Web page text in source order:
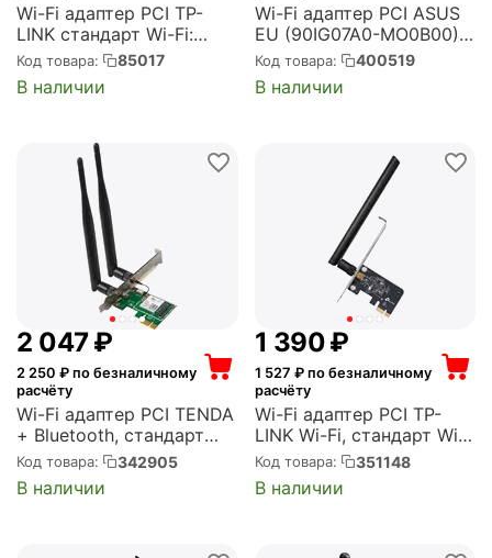
Wi-Fi адаптер PCI TP-
LINK стандарт Wi-Fi:
802.11n, максимальная
скорость 300 Мбит/с,
PCI-E (TL-WN881ND)
Код товара: 85017
В наличии
Wi-Fi адаптер PCI ASUS
EU (90IG07A0-MO0B00)
(PCE-AX1800)
Код товара: 400519
В наличии
2 047₽
2 250 ₽ по безналичному
расчёту
Wi-Fi адаптер PCI TENDA
+ Bluetooth, стандарт
Wi-Fi: 802.11ax, стандарт
Bluetooth: 5.0,
максимальная скорость
Код товара: 342905
В наличии
1 390₽
1 527 ₽ по безналичному
расчёту
Wi-Fi адаптер PCI TP-
LINK Wi-Fi, стандарт Wi-
Fi: 802.11ac,
максимальная скорость
633 Мбит/с, PCI-E
Код товара: 351148
В наличии